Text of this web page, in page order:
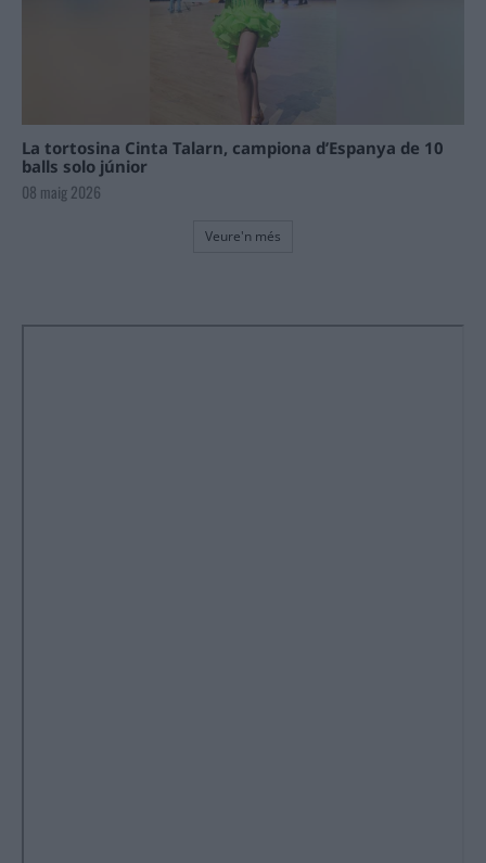
La tortosina Cinta Talarn, campiona d’Espanya de 10
balls solo júnior
08 maig 2026
Veure'n més